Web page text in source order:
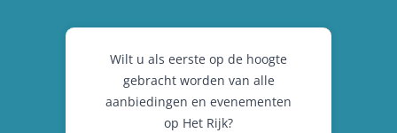
Wilt u als eerste op de hoogte
gebracht worden van alle
aanbiedingen en evenementen
op Het Rijk?